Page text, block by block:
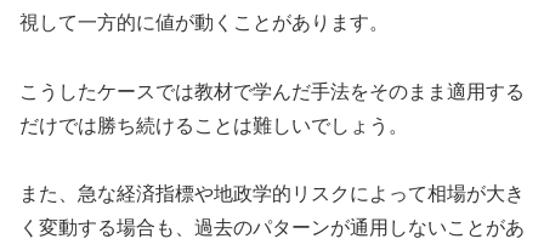
視して一方的に値が動くことがあります。
こうしたケースでは教材で学んだ手法をそのまま適用する
だけでは勝ち続けることは難しいでしょう。
また、急な経済指標や地政学的リスクによって相場が大き
く変動する場合も、過去のパターンが通用しないことがあ